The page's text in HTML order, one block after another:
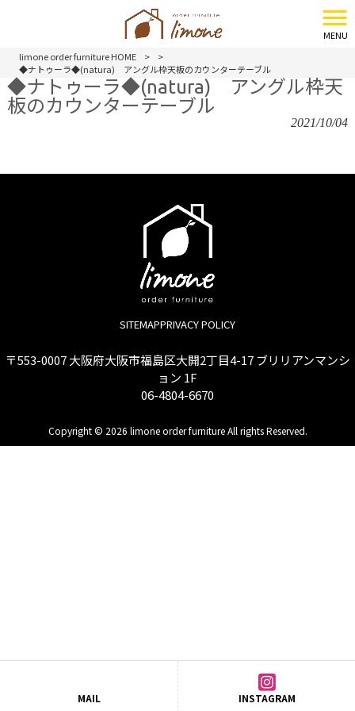
MENU
limone order furniture HOME
>
>
◆ナトゥーラ◆(natura) アングル枠天板のカウンターテーブル
◆ナトゥーラ◆(natura) アングル枠天
板のカウンターテーブル
2021/10/04
SITEMAPPRIVACY POLICY
〒553-0007 大阪府大阪市福島区大開2丁目4-17 ブリリアンマンシ
ョン 1F
06-4804-6670
Copyright © 2026 limone order furniture All rights Reserved.
MAIL INSTAGRAM